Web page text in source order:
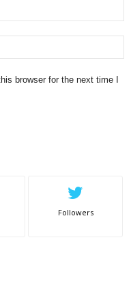
browser for the next time I
Followers